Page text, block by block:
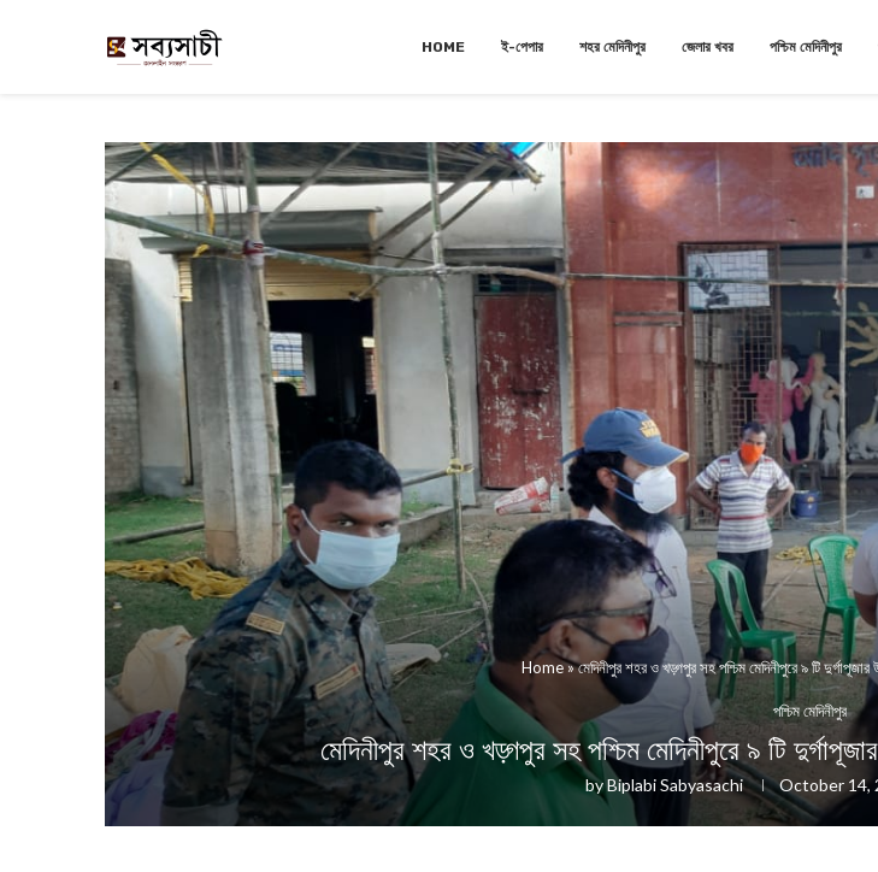
HOME ই-পেপার শহর মেদিনীপুর জেলার খবর পশ্চিম মেদিনীপুর
Home»মেদিনীপুর শহর ও খড়্গপুর সহ পশ্চিম মেদিনীপুরে ৯ টি
পশ্চিম মেদিনীপুর
মেদিনীপুর শহর ও খড়্গপুর সহ পশ্চিম মেদিনীপুরে ৯ টি
byBiplabi Sabyasachi October 14,